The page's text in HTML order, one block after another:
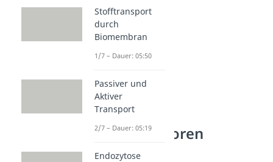
Einflussfaktoren
Fluidität
Stofftransport
durch
Biomembran
1/7 – Dauer: 05:50
Passiver und
Aktiver
Transport
2/7 – Dauer: 05:19
Endozytose